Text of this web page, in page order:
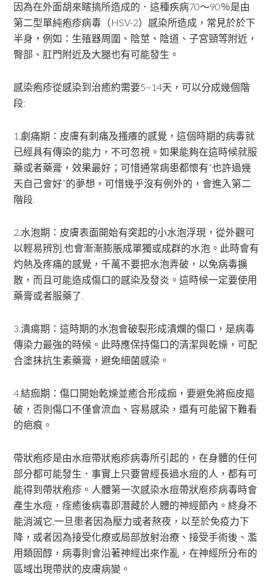
因為在外面胡來瞎搞所造成的．這種疾病70～90％是由
第二型單純疱疹病毒（HSV-2）感染所造成，常見於於下
半身，例如：生殖器周圍、陰莖、陰道、子宮頸等附近，
臀部、肛門附近及大腿也有可能發生。
感染疱疹從感染到治癒約需要5~14天，可以分成幾個階
段:
1.劇痛期：皮膚有刺痛及搔癢的感覺，這個時期的病毒就
已經具有傳染的能力，不可忽視。如果能夠在這時候就服
藥或者藥膏，效果最好；可惜通常病患都懷有”也許過幾
天自己會好”的夢想，可惜幾乎沒有例外的，會進入第二
階段.
2.水泡期：皮膚表面開始有突起的小水泡浮現，從外觀可
以輕易辨別,也會漸漸膨脹成單獨或成群的水泡。此時會有
灼熱及疼痛的感覺，千萬不要把水泡弄破，以免病毒擴
散，而且可能造成傷口的感染及發炎。這時候一定要使用
藥膏或者服藥了.
3.潰瘍期：這時期的水泡會破裂形成潰爛的傷口，是病毒
傳染力最強的時候。此時應保持傷口的清潔與乾燥，可配
合塗抹抗生素藥膏，避免細菌感染。
4.結痂期：傷口開始乾燥並癒合形成痂，要避免將痂皮摳
破，否則傷口不僅會流血、容易感染，還有可能留下難看
的疤痕。
帶狀疱疹是由水痘帶狀疱疹病毒所引起的，在身體的任何
部分都可能發生．事實上只要曾經長過水痘的人，都有可
能得到帶狀疱疹。人體第一次感染水痘帶狀庖疹病毒時會
產生水痘，痊癒後病毒即潛藏於人體的神經節內。終身不
能消滅它,一旦患者因為壓力或者熬夜，以至於免疫力下
降，或者因為接受化療或局部放射治療、接受手術後、濫
用類固醇，病毒則會沿著神經出來作亂，在神經所分布的
區域出現帶狀的皮膚病變。